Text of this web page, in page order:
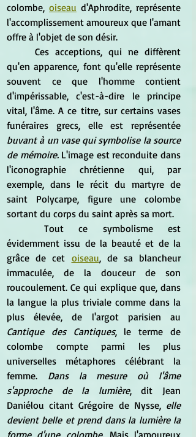
colombe, oiseau d'Aphrodite, représente
l'accomplissement amoureux que l'amant
offre à l'objet de son désir.
qu'en apparence, font qu'elle représente
souvent ce que l'homme contient
d'impérissable, c'est-à-dire le principe
vital, l'âme. A ce titre, sur certains vases
buvant à un vase qui symbolise la source
de mémoire. L'image est reconduite dans
l'iconographie chrétienne qui, par
exemple, dans le récit du martyre de
saint Polycarpe, figure une colombe
sortant du corps du saint après sa mort.
évidemment issu de la beauté et de la
grâce de cet oiseau, de sa blancheur
immaculée, de la douceur de son
roucoulement. Ce qui explique que, dans
la langue la plus triviale comme dans la
Cantique des Cantiques, le terme de
colombe compte parmi les plus
universelles métaphores célébrant la
femme. Dans la mesure où l'âme
s'approche de la lumière, dit Jean
Daniélou citant Grégoire de Nysse, elle
devient belle et prend dans la lumière la
forme d'une colombe. Mais l'amoureux